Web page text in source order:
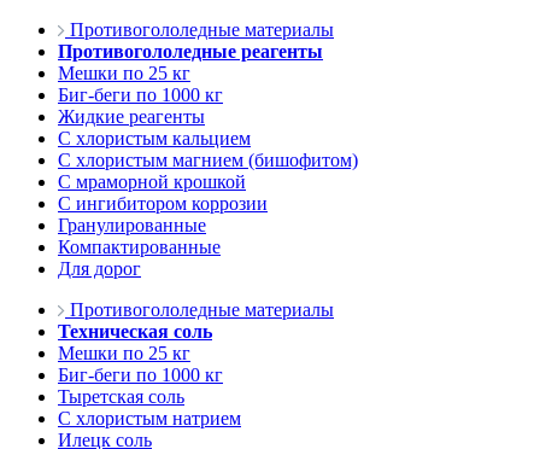
Противогололедные материалы
Противогололедные реагенты
Мешки по 25 кг
Биг-беги по 1000 кг
Жидкие реагенты
С хлористым кальцием
С хлористым магнием (бишофитом)
С мраморной крошкой
С ингибитором коррозии
Гранулированные
Компактированные
Для дорог
Противогололедные материалы
Техническая соль
Мешки по 25 кг
Биг-беги по 1000 кг
Тыретская соль
С хлористым натрием
Илецк соль